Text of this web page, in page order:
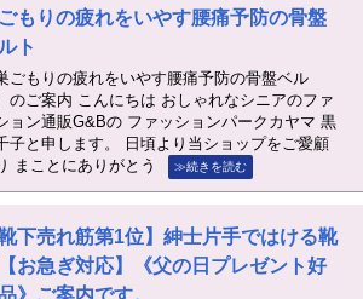
もりの疲れをいやす腰痛予防の骨盤
ト
ごもりの疲れをいやす腰痛予防の骨盤ベル
のご案内 こんにちは おしゃれなシニアのファ
ョン通販G&Bの ファッションパークカヤマ 黒
子と申します。 日頃より当ショップをご愛顧
まことにありがとう
≫続きを読む
靴下売れ筋第1位】紳士片手ではける靴
お急ぎ対応】《父の日プレゼント好
》ご案内です。